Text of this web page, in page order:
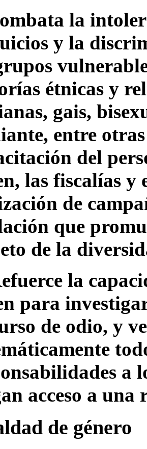
la
y la
étnicas y
gais,
entre
del
las fiscalías
de
que
de la
la
para
de odio, y
a
acceso a
de género